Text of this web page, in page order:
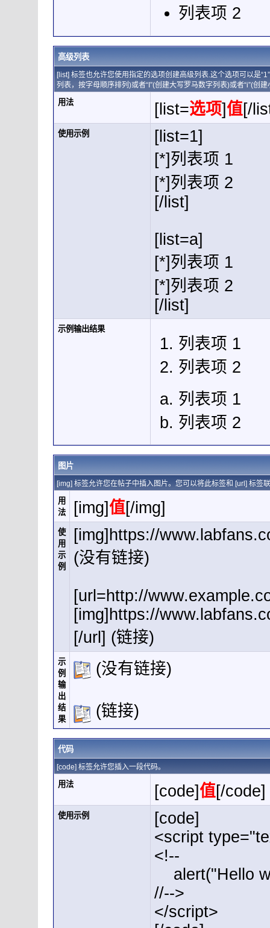
列表项 2
高级列表
[list] 标签也允许您使用指定的选项创建高级列表.这个选项可以是
列表，按字母顺序排列)或者“I”(创建大写罗马数字列表)或者“i”(创
用法 [list=选项]值[/
使用示例
[list=1]
[*]列表项 1
[*]列表项 2
[/list]
[list=a]
[*]列表项 1
[*]列表项 2
[/list]
示例输出结果
列表项 1
列表项 2
列表项 1
列表项 2
图片
[img] 标签允许您在帖子中插入图片。您可以将此标签和 [url] 标签
用
法
[img]值[/img]
使
用
示
例
[img]https://
(没有链接)
[url=http://
[img]https://
[/url] (链接)
示
例
输
出
结
果
(没有链接)
(链接)
代码
[code] 标签允许您插入一段代码。
用法 [code]值[/code]
使用示例
[code]
<script
<!--
alert("Hello
//-->
</script>